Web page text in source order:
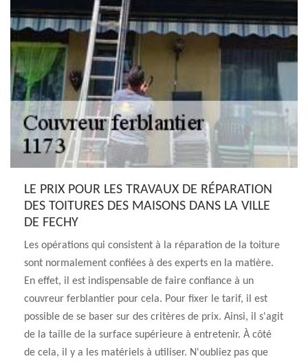
LE PRIX POUR LES TRAVAUX DE RÉPARATION
DES TOITURES DES MAISONS DANS LA VILLE
DE FECHY
Les opérations qui consistent à la réparation de la toiture
sont normalement confiées à des experts en la matière.
En effet, il est indispensable de faire confiance à un
couvreur ferblantier pour cela. Pour fixer le tarif, il est
possible de se baser sur des critères de prix. Ainsi, il s'agit
de la taille de la surface supérieure à entretenir. À côté
de cela, il y a les matériels à utiliser. N'oubliez pas que